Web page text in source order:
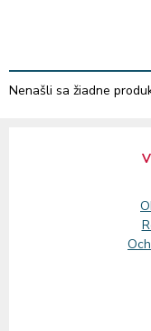
Nenašli sa žiadne